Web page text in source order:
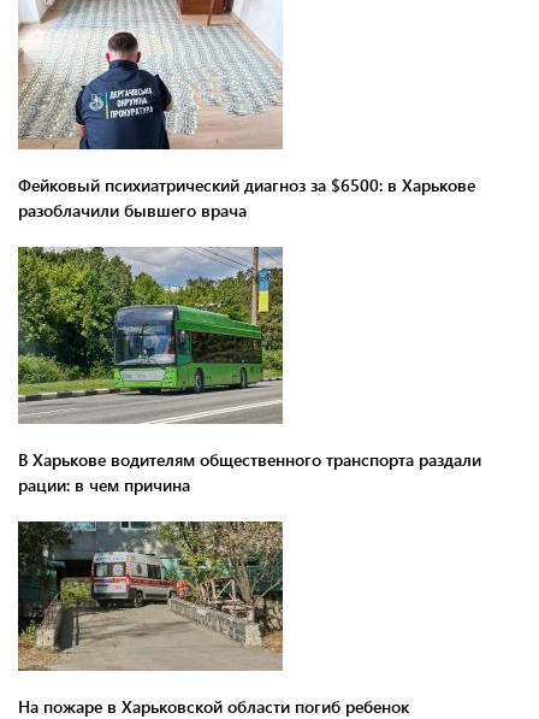
Фейковый психиатрический диагноз за $6500: в Харькове
разоблачили бывшего врача
В Харькове водителям общественного транспорта раздали
рации: в чем причина
На пожаре в Харьковской области погиб ребенок